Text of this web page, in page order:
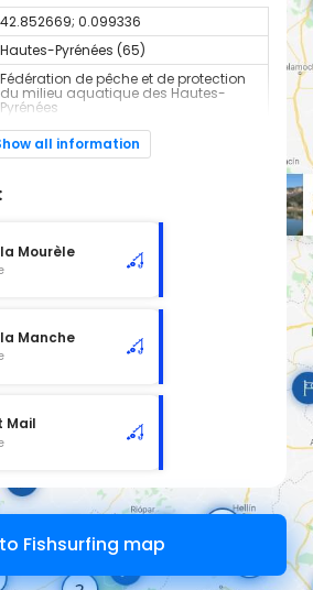
42.852669; 0.099336
Hautes-Pyrénées (65)
Fédération de pêche et de protection
du milieu aquatique des Hautes-
Pyrénées
Truiteall information
Mourèle
Manche
Mail
Fishsurfing map